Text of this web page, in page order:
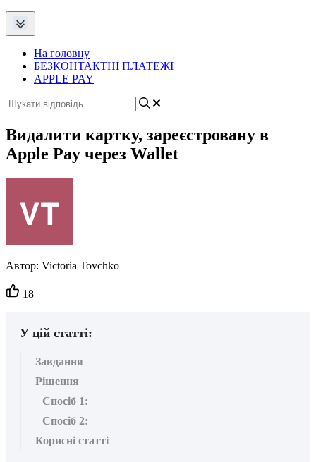
На головну
БЕЗКОНТАКТНІ ПЛАТЕЖІ
APPLE PAY
Видалити картку, зареєстровану в
Apple Pay через Wallet
Автор: Victoria Tovchko
Кількість
вподобайок:
18
У цій статті:
Завдання
Рішення
Спосіб 1:
Спосіб 2:
Корисні статті